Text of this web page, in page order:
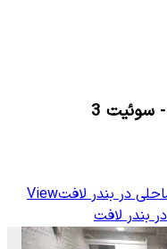
سوئیت 3
در بندر لافتView
بندر لافت